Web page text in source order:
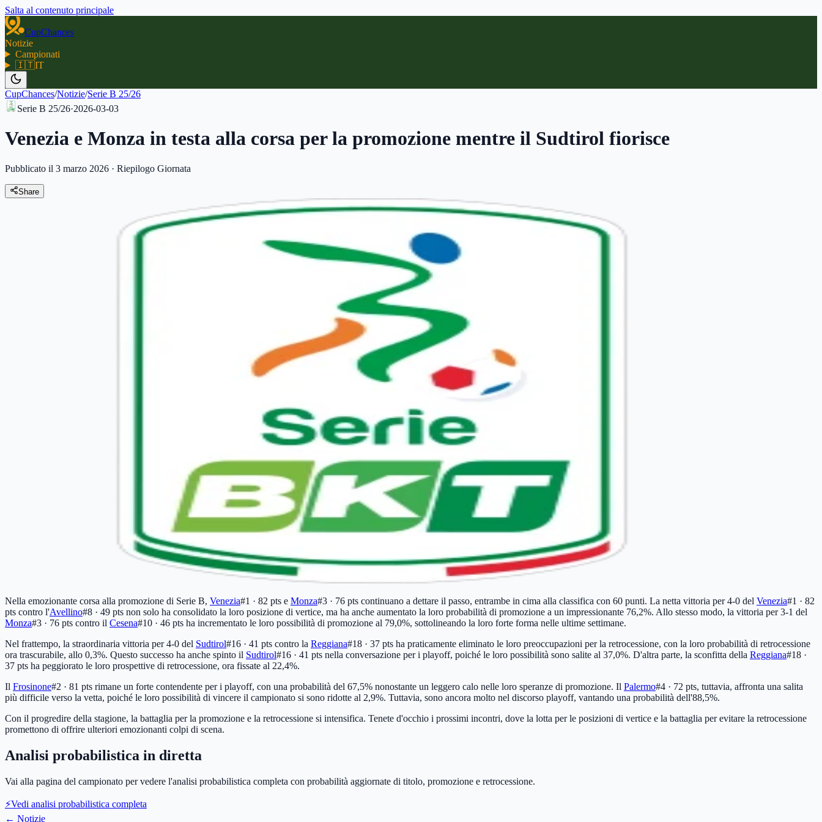
Salta al contenuto principale
CupChances
Notizie
Campionati
🇮🇹IT
CupChances/Notizie/Serie B 25/26
Serie B 25/26·2026-03-03
Venezia e Monza in testa alla corsa per la promozione mentre il Sudtirol fiorisce
Pubblicato il 3 marzo 2026 · Riepilogo Giornata
Share
Nella emozionante corsa alla promozione di Serie B, Venezia#1 · 82 pts e Monza#3 · 76 pts continuano a dettare il passo, entrambe in cima alla classifica con 60 punti. La netta vittoria per 4-0 del Venezia#1 · 82
pts contro l'Avellino#8 · 49 pts non solo ha consolidato la loro posizione di vertice, ma ha anche aumentato la loro probabilità di promozione a un impressionante 76,2%. Allo stesso modo, la vittoria per 3-1 del
Monza#3 · 76 pts contro il Cesena#10 · 46 pts ha incrementato le loro possibilità di promozione al 79,0%, sottolineando la loro forte forma nelle ultime settimane.
Nel frattempo, la straordinaria vittoria per 4-0 del Sudtirol#16 · 41 pts contro la Reggiana#18 · 37 pts ha praticamente eliminato le loro preoccupazioni per la retrocessione, con la loro probabilità di retrocessione
ora trascurabile, allo 0,3%. Questo successo ha anche spinto il Sudtirol#16 · 41 pts nella conversazione per i playoff, poiché le loro possibilità sono salite al 37,0%. D'altra parte, la sconfitta della Reggiana#18 ·
37 pts ha peggiorato le loro prospettive di retrocessione, ora fissate al 22,4%.
Il Frosinone#2 · 81 pts rimane un forte contendente per i playoff, con una probabilità del 67,5% nonostante un leggero calo nelle loro speranze di promozione. Il Palermo#4 · 72 pts, tuttavia, affronta una salita
più difficile verso la vetta, poiché le loro possibilità di vincere il campionato si sono ridotte al 2,9%. Tuttavia, sono ancora molto nel discorso playoff, vantando una probabilità dell'88,5%.
Con il progredire della stagione, la battaglia per la promozione e la retrocessione si intensifica. Tenete d'occhio i prossimi incontri, dove la lotta per le posizioni di vertice e la battaglia per evitare la retrocessione
promettono di offrire ulteriori emozionanti colpi di scena.
Analisi probabilistica in diretta
Vai alla pagina del campionato per vedere l'analisi probabilistica completa con probabilità aggiornate di titolo, promozione e retrocessione.
⚡Vedi analisi probabilistica completa
← Notizie